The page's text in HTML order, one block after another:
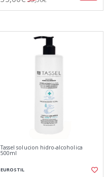
Tassel solucion hidro-alcoholica
500ml
EUROSTIL